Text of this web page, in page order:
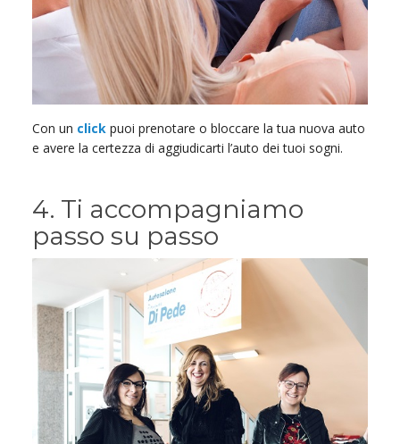
Con un clickpuoi prenotare o bloccare la tua nuova auto
e avere la certezza di aggiudicarti l’auto dei tuoi sogni.
4. Ti accompagniamo
passo su passo